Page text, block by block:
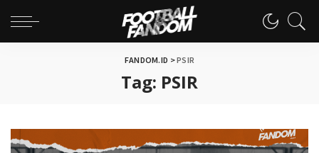
FANDOM.ID >PSIR
Tag: PSIR